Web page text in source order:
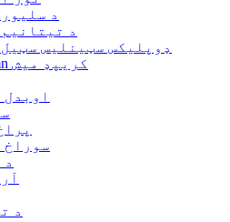
د
د
ډوپلیکس سټینلیس
45mn/55mn/65mn کریپډ میش
سوراخ
د